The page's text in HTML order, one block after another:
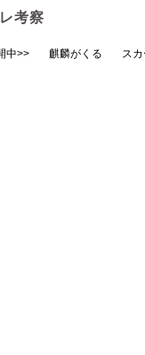
考察
中>> 麒麟がくる ス